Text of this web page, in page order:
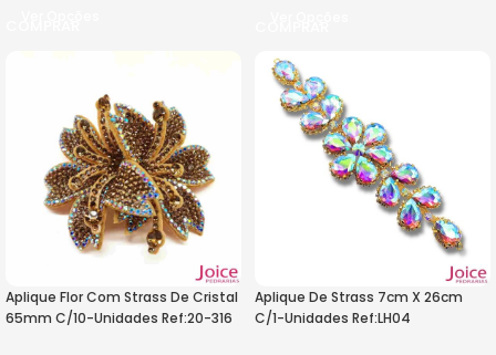
Aplique Flor Com Strass De Cristal
65mm C/10-Unidades Ref:20-316
Aplique De Strass 7cm X 26cm
C/1-Unidades Ref:LH04